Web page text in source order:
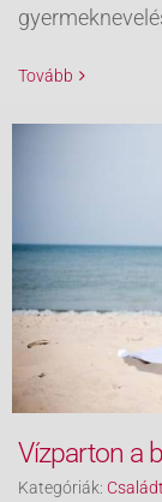
Tovább
Vízparton a
Kategóriák: